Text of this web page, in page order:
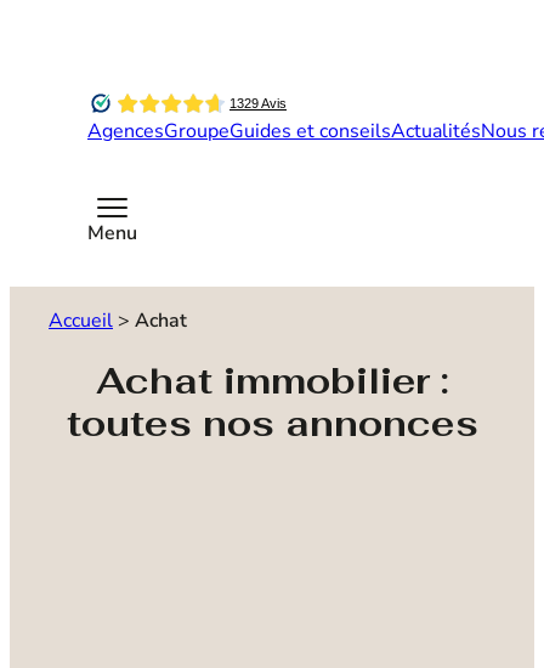
AgencesGroupeGuides et conseilsActualitésNous
Menu
Accueil > Achat
Achat immobilier :
toutes nos annonces